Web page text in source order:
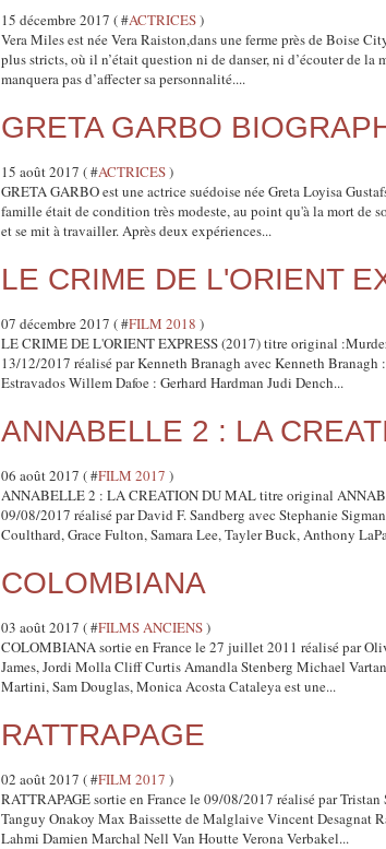
15 décembre 2017 ( #ACTRICES)
Vera Miles est née Vera Raiston,dans une ferme près de Boise
plus stricts, où il n’était question ni de danser, ni d’écouter de la
manquera pas d’affecter sa personnalité....
GRETA GARBO
15 août 2017 ( #ACTRICES)
GRETA GARBO est une actrice suédoise née Greta Loyisa
famille était de condition très modeste, au point qu'à la mort de
et se mit à travailler. Après deux expériences...
LE CRIME DE L'ORIENT
07 décembre 2017 ( #FILM 2018 )
LE CRIME DE L'ORIENT EXPRESS (2017) titre original
13/12/2017 réalisé par Kenneth Branagh avec Kenneth
Estravados Willem Dafoe : Gerhard Hardman Judi Dench...
ANNABELLE 2 : LA
06 août 2017 ( #FILM 2017 )
ANNABELLE 2 : LA CREATION DU MAL titre original
09/08/2017 réalisé par David F. Sandberg avec Stephanie
Coulthard, Grace Fulton, Samara Lee, Tayler Buck, Anthony
COLOMBIANA
03 août 2017 ( #FILMS ANCIENS)
COLOMBIANA sortie en France le 27 juillet 2011 réalisé par
James, Jordi Molla Cliff Curtis Amandla Stenberg Michael
Martini, Sam Douglas, Monica Acosta Cataleya est une...
RATTRAPAGE
02 août 2017 ( #FILM 2017 )
RATTRAPAGE sortie en France le 09/08/2017 réalisé par
Tanguy Onakoy Max Baissette de Malglaive Vincent Desagnat
Lahmi Damien Marchal Nell Van Houtte Verona Verbakel...